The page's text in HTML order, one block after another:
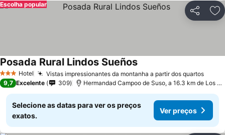
Partilhar
Escolha popular
3 EstrelasHotel Vistas impressionantes da montanha a partir dos quartos
Posada Rural Lindos Sueños
9,7 Excelente 309 Hermandad Campoo de Suso, a 16.3 km de Los Tojos
Selecione as datas para ver os preços
exatos.
Ver preços